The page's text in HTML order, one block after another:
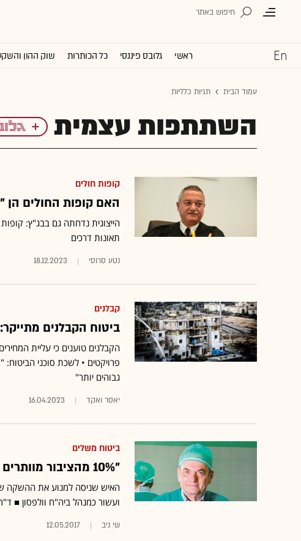
ראשי גלובס פיננסי כל הכותרות שוק ההון
עמוד הבית תגיות כלליות
השתתפות עצמית
קופות חולים
האם קופות החולים הן
הייצוגית נדחתה גם בבג"ץ:
תאונות דרכים
נטע סרוסי 18.12.2023
קבלנים
ביטוח הקבלנים מתייקר: "עלייה
הקבלנים טוענים כי עליית
פרויקטים • לשכת סוכני הביטוח:
גבוהים יותר"
יאסר ואקד 16.04.2023
ביטוח משלים
"10% מהציבור מוותרים על תרופות בגלל השתתפות עצמית"
האיש שניסה למנוע את ההשקה
ועשור כמנהל ביה"ח וולפסון ■
שי ניב 12.05.2017